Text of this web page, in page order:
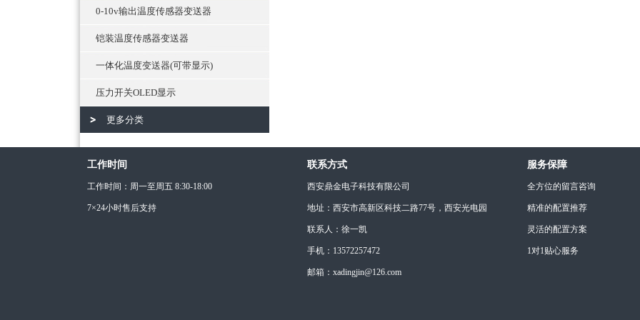
0-10v输出温度传感器变送器
铠装温度传感器变送器
一体化温度变送器(可带显示)
压力开关OLED显示
更多分类
工作时间
工作时间：周一至周五 8:30-18:00
7×24小时售后支持
联系方式
西安鼎金电子科技有限公司
地址：西安市高新区科技二路77号，西安光电园
联系人：徐一凯
手机：13572257472
邮箱：xadingjin@126.com
服务保障
全方位的留言咨询
精准的配置推荐
灵活的配置方案
1对1贴心服务